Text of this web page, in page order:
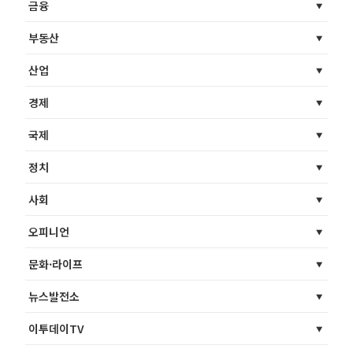
금융
부동산
산업
경제
국제
정치
사회
오피니언
문화·라이프
뉴스발전소
이투데이TV